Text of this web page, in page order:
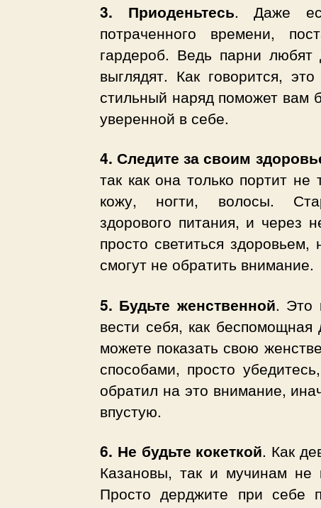
3. Приоденьтесь. Даже
потраченного времени,
гардероб. Ведь парни
выглядят. Как говорится,
стильный наряд поможет вам
уверенной в себе.
4. Следите за своим
так как она только портит
кожу, ногти, волосы.
здорового питания, и через
просто светиться
смогут не обратить внимание.
5. Будьте женственной. Это
вести себя, как
можете показать свою
способами, просто
обратил на это внимание,
впустую.
6. Не будьте кокеткой. Как
Казановы, так и мучинам не
Просто дерджите при себе